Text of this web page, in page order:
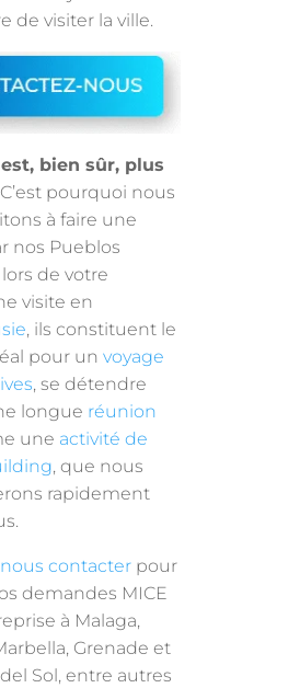
de visiter la ville.
bien sûr, plus
C’est pourquoi nous
à faire une
nos Pueblos
de votre
visite en
, ils constituent le
pour unvoyage
, se détendre
longue réunion
une activité de
, que nous
rapidement
contacter pour
demandes MICE
à Malaga,
Grenade et
del Sol, entre autres